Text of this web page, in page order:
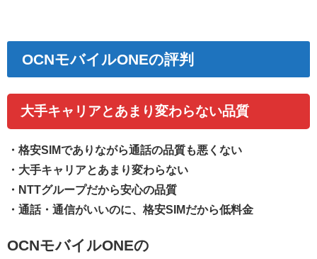
OCNモバイルONEの評判
大手キャリアとあまり変わらない品質
・ 格安SIMでありながら通話の品質も悪くない
・大手キャリアとあまり変わらない
・NTTグループだから安心の品質
・通話・通信がいいのに、格安SIMだから低料金
OCNモバイルONEの